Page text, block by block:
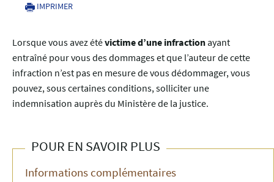
IMPRIMER
Lorsque vous avez étévictime d’une infraction ayant
entraîné pour vous des dommages et que l’auteur de cette
infraction n’est pas en mesure de vous dédommager, vous
pouvez, sous certaines conditions, solliciter une
indemnisation auprès du Ministère de la justice.
POUR EN SAVOIR PLUS
Informations complémentaires